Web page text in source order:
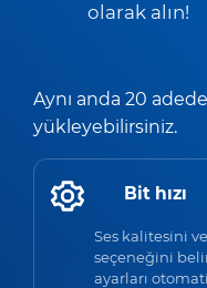
olarak alın!
Aynı anda 20
yükleyebilirsiniz.
Bit hızı
Ses kalitesini
seçeneğini
ayarları